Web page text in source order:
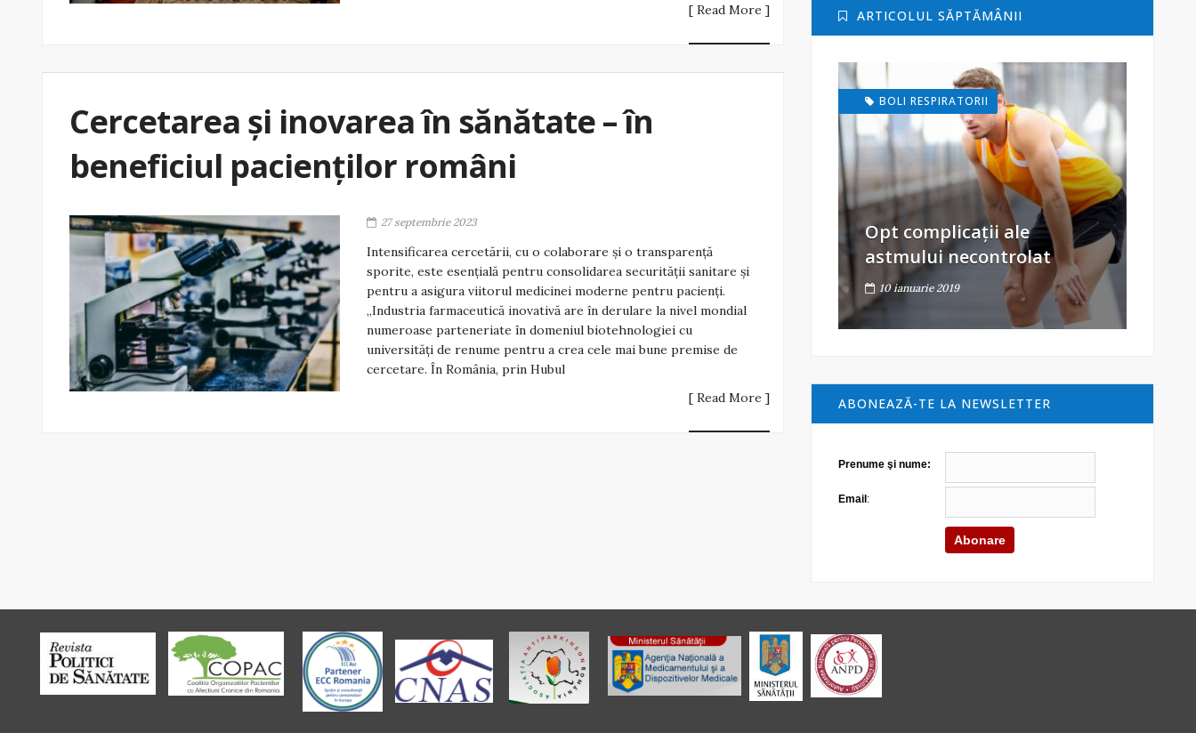
[ Read More ]
Cercetarea și inovarea în sănătate – în
beneficiul pacienților români
27 septembrie 2023
Intensificarea cercetării, cu o colaborare și o transparență
sporite, este esențială pentru consolidarea securității sanitare și
pentru a asigura viitorul medicinei moderne pentru pacienți.
„Industria farmaceutică inovativă are în derulare la nivel mondial
numeroase parteneriate în domeniul biotehnologiei cu
universități de renume pentru a crea cele mai bune premise de
cercetare. În România, prin Hubul
[ Read More ]
ARTICOLUL SĂPTĂMÂNII
BOLI RESPIRATORII
Opt complicații ale
astmului necontrolat
10 ianuarie 2019
ABONEAZĂ-TE LA NEWSLETTER
Prenume şi nume:
Email: